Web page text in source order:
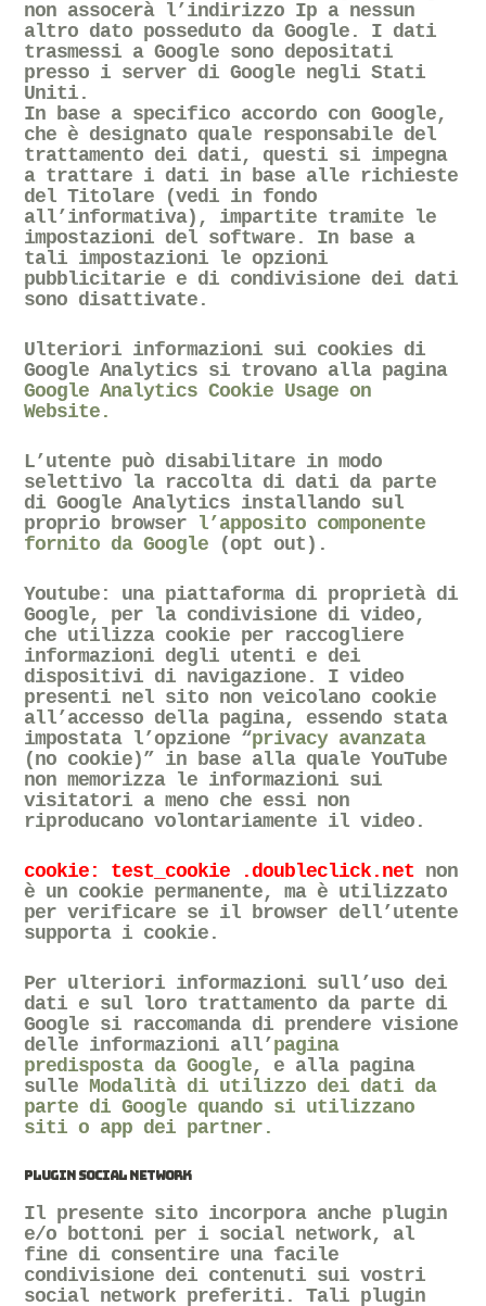
non assocerà l’indirizzo Ip a nessun
altro dato posseduto da Google. I dati
trasmessi a Google sono depositati
presso i server di Google negli Stati
Uniti.
In base a specifico accordo con Google,
che è designato quale responsabile del
trattamento dei dati, questi si impegna
a trattare i dati in base alle richieste
del Titolare (vedi in fondo
all’informativa), impartite tramite le
impostazioni del software. In base a
tali impostazioni le opzioni
pubblicitarie e di condivisione dei dati
sono disattivate.
Ulteriori informazioni sui cookies di
Google Analytics si trovano alla pagina
Google Analytics Cookie Usage on
Website.
L’utente può disabilitare in modo
selettivo la raccolta di dati da parte
di Google Analytics installando sul
proprio browser l’apposito componente
fornito da Google (opt out).
Youtube : una piattaforma di proprietà di
Google, per la condivisione di video,
che utilizza cookie per raccogliere
informazioni degli utenti e dei
dispositivi di navigazione. I video
presenti nel sito non veicolano cookie
all’accesso della pagina, essendo stata
impostata l’opzione “privacy avanzata
(no cookie)” in base alla quale YouTube
non memorizza le informazioni sui
visitatori a meno che essi non
riproducano volontariamente il video.
cookie: test_cookie .doubleclick.net non
è un cookie permanente, ma è utilizzato
per verificare se il browser dell’utente
supporta i cookie.
Per ulteriori informazioni sull’uso dei
dati e sul loro trattamento da parte di
Google si raccomanda di prendere visione
delle informazioni all’pagina
predisposta da Google, e alla pagina
sulle Modalità di utilizzo dei dati da
parte di Google quando si utilizzano
siti o app dei partner.
PLUGIN SOCIAL NETWORK
Il presente sito incorpora anche plugin
e/o bottoni per i social network, al
fine di consentire una facile
condivisione dei contenuti sui vostri
social network preferiti. Tali plugin